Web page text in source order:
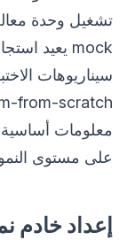
معلومات
على مستوى
إعداد خادم